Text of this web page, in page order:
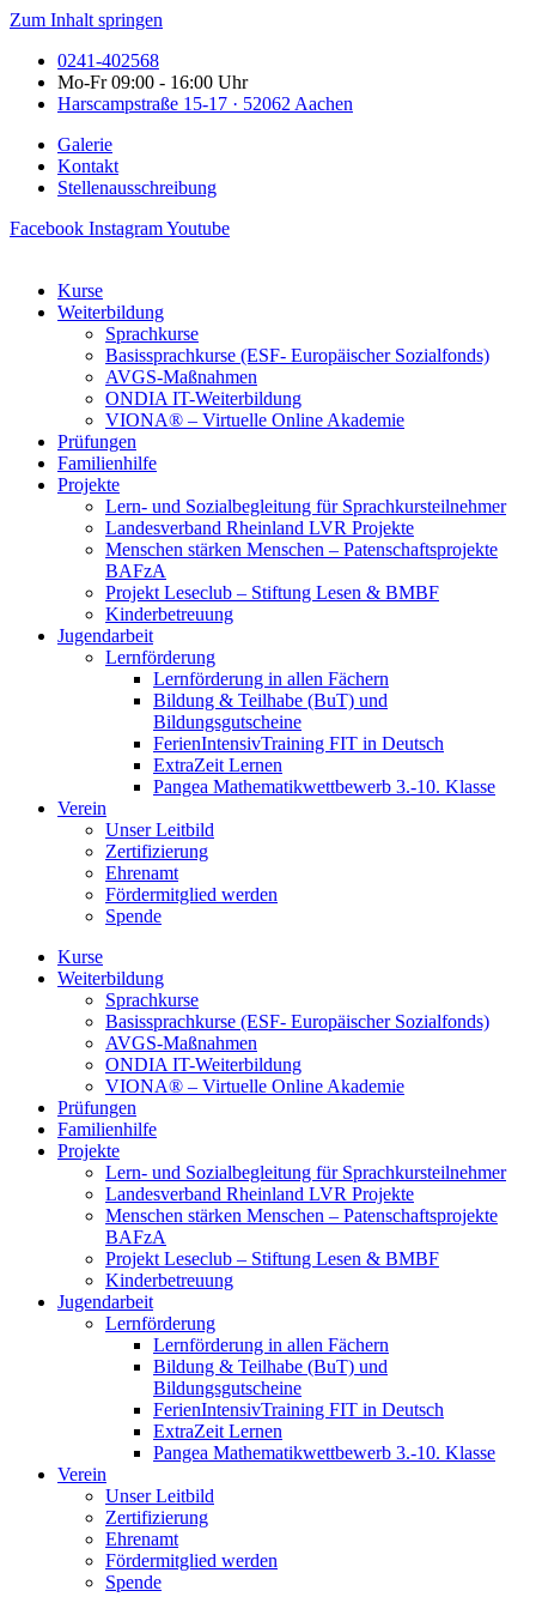
Zum Inhalt springen
0241-402568
Mo-Fr 09:00 - 16:00 Uhr
Harscampstraße 15-17 · 52062 Aachen
Galerie
Kontakt
Stellenausschreibung
Facebook InstagramYoutube
Kurse
Weiterbildung
Sprachkurse
Basissprachkurse (ESF- Europäischer Sozialfonds)
AVGS-Maßnahmen
ONDIA IT-Weiterbildung
VIONA® – Virtuelle Online Akademie
Prüfungen
Familienhilfe
Projekte
Lern- und Sozialbegleitung für Sprachkursteilnehmer
Landesverband Rheinland LVR Projekte
Menschen stärken Menschen – Patenschaftsprojekte
BAFzA
Projekt Leseclub – Stiftung Lesen & BMBF
Kinderbetreuung
Jugendarbeit
Lernförderung
Lernförderung in allen Fächern
Bildung & Teilhabe (BuT) und
Bildungsgutscheine
FerienIntensivTraining FIT in Deutsch
ExtraZeit Lernen
Pangea Mathematikwettbewerb 3.-10. Klasse
Verein
Unser Leitbild
Zertifizierung
Ehrenamt
Fördermitglied werden
Spende
Kurse
Weiterbildung
Sprachkurse
Basissprachkurse (ESF- Europäischer Sozialfonds)
AVGS-Maßnahmen
ONDIA IT-Weiterbildung
VIONA® – Virtuelle Online Akademie
Prüfungen
Familienhilfe
Projekte
Lern- und Sozialbegleitung für Sprachkursteilnehmer
Landesverband Rheinland LVR Projekte
Menschen stärken Menschen – Patenschaftsprojekte
BAFzA
Projekt Leseclub – Stiftung Lesen & BMBF
Kinderbetreuung
Jugendarbeit
Lernförderung
Lernförderung in allen Fächern
Bildung & Teilhabe (BuT) und
Bildungsgutscheine
FerienIntensivTraining FIT in Deutsch
ExtraZeit Lernen
Pangea Mathematikwettbewerb 3.-10. Klasse
Verein
Unser Leitbild
Zertifizierung
Ehrenamt
Fördermitglied werden
Spende